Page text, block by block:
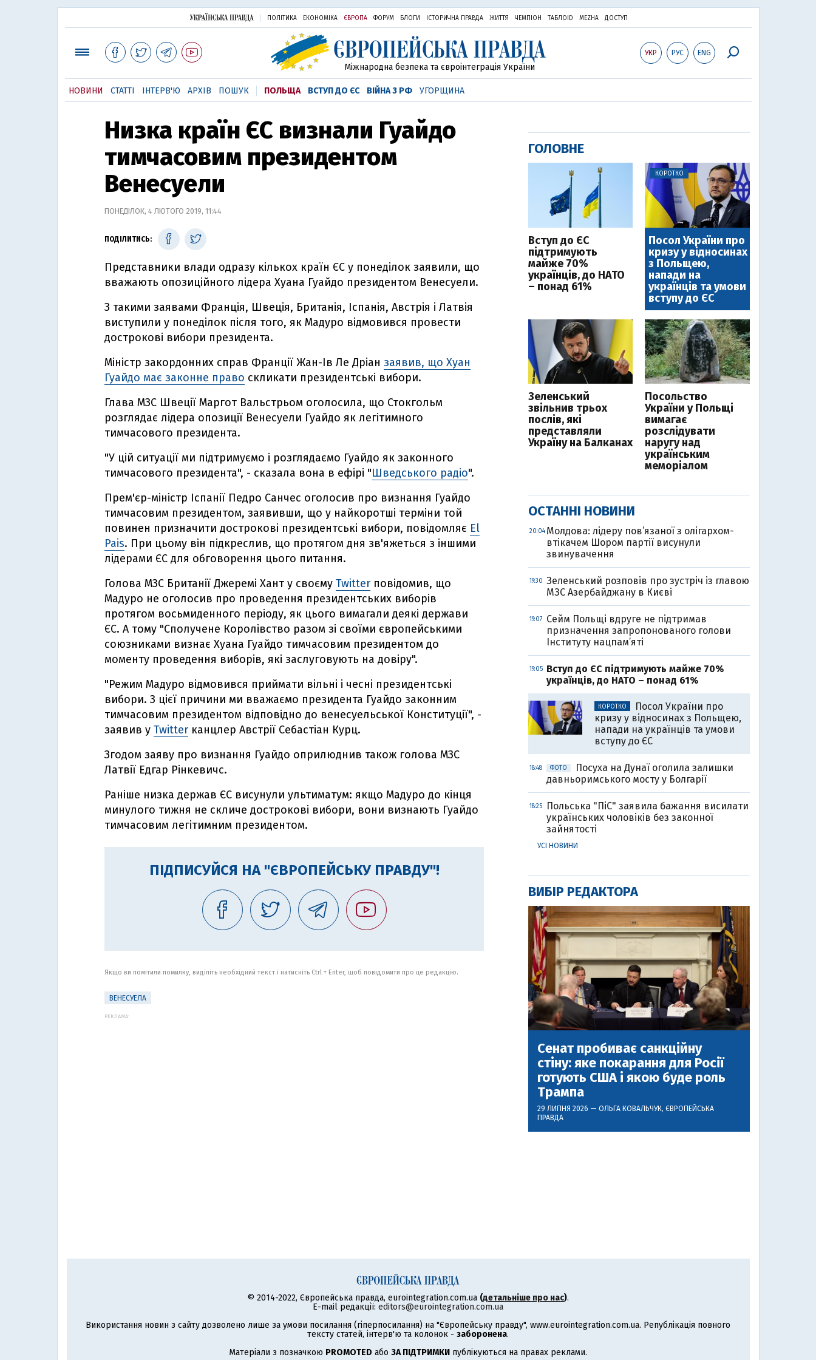
ПОЛІТИКА ЕКОНОМІКА ЄВРОПА ФОРУМ БЛОГИ ІСТОРИЧНА ПРАВДА ЖИТТЯ ЧЕМПІОН ТАБЛОID MEZHA ДОСТУП
УКР РУС ENG
Міжнародна безпека та євроінтеграція України
НОВИНИ СТАТТІ ІНТЕРВ'Ю АРХІВ ПОШУК ПОЛЬЩА ВСТУП ДО ЄС ВІЙНА З РФ УГОРЩИНА
Низка країн ЄС визнали Гуайдо
тимчасовим президентом
Венесуели
ПОНЕДІЛОК, 4 ЛЮТОГО 2019, 11:44
ПОДІЛИТИСЬ:
Представники влади одразу кількох країн ЄС у понеділок заявили, що
вважають опозиційного лідера Хуана Гуайдо президентом Венесуели.
З такими заявами Франція, Швеція, Британія, Іспанія, Австрія і Латвія
виступили у понеділок після того, як Мадуро відмовився провести
дострокові вибори президента.
Міністр закордонних справ Франції Жан-Ів Ле Дріан заявив, що Хуан
Гуайдо має законне право скликати президентські вибори.
Глава МЗС Швеції Маргот Вальстрьом оголосила, що Стокгольм
розглядає лідера опозиції Венесуели Гуайдо як легітимного
тимчасового президента.
"У цій ситуації ми підтримуємо і розглядаємо Гуайдо як законного
тимчасового президента", - сказала вона в ефірі "Шведського радіо".
Прем'єр-міністр Іспанії Педро Санчес оголосив про визнання Гуайдо
тимчасовим президентом, заявивши, що у найкоротші терміни той
повинен призначити дострокові президентські вибори, повідомляє El
Pais. При цьому він підкреслив, що протягом дня зв'яжеться з іншими
лідерами ЄС для обговорення цього питання.
Голова МЗС Британії Джеремі Хант у своєму Twitter повідомив, що
Мадуро не оголосив про проведення президентських виборів
протягом восьмиденного періоду, як цього вимагали деякі держави
ЄС. А тому "Сполучене Королівство разом зі своїми європейськими
союзниками визнає Хуана Гуайдо тимчасовим президентом до
моменту проведення виборів, які заслуговують на довіру".
"Режим Мадуро відмовився приймати вільні і чесні президентські
вибори. З цієї причини ми вважаємо президента Гуайдо законним
тимчасовим президентом відповідно до венесуельської Конституції", -
заявив у Twitter канцлер Австрії Себастіан Курц.
Згодом заяву про визнання Гуайдо оприлюднив також голова МЗС
Латвії Едгар Рінкевичс.
Раніше низка держав ЄС висунули ультиматум: якщо Мадуро до кінця
минулого тижня не скличе дострокові вибори, вони визнають Гуайдо
тимчасовим легітимним президентом.
ПІДПИСУЙСЯ НА "ЄВРОПЕЙСЬКУ ПРАВДУ"!
Якщо ви помітили помилку, виділіть необхідний текст і натисніть Ctrl + Enter, щоб повідомити про це редакцію.
ВЕНЕСУЕЛА
РЕКЛАМА:
ГОЛОВНЕ
Вступ до ЄС
підтримують
майже 70%
українців, до НАТО
– понад 61%
КОРОТКО
Посол України про
кризу у відносинах
з Польщею,
напади на
українців та умови
вступу до ЄС
Зеленський
звільнив трьох
послів, які
представляли
Україну на Балканах
Посольство
України у Польщі
вимагає
розслідувати
наругу над
українським
меморіалом
ОСТАННІ НОВИНИ
20:04 Молдова: лідеру пов’язаної з олігархом-
втікачем Шором партії висунули
звинувачення
19:30 Зеленський розповів про зустріч із главою
МЗС Азербайджану в Києві
19:07
Сейм Польщі вдруге не підтримав
призначення запропонованого голови
Інституту нацпам’яті
19:05
Вступ до ЄС підтримують майже 70%
українців, до НАТО – понад 61%
КОРОТКО
Посол України про
кризу у відносинах з Польщею,
напади на українців та умови
вступу до ЄС
18:48 ФОТО
Посуха на Дунаї оголила залишки
давньоримського мосту у Болгарії
18:25
Польська "ПіС" заявила бажання висилати
українських чоловіків без законної
зайнятості
УСІ НОВИНИ
ВИБІР РЕДАКТОРА
Сенат пробиває санкційну
стіну: яке покарання для Росії
готують США і якою буде роль
Трампа
29 ЛИПНЯ 2026 — ОЛЬГА КОВАЛЬЧУК, ЄВРОПЕЙСЬКА
ПРАВДА
© 2014-2022, Європейська правда, eurointegration.com.ua (детальніше про нас).
E-mail редакції: editors@eurointegration.com.ua
Використання новин з сайту дозволено лише за умови посилання (гіперпосилання) на "Європейську правду", www.eurointegration.com.ua. Републікація повного
тексту статей, інтерв'ю та колонок - заборонена.
Матеріали з позначкою PROMOTED або ЗА ПІДТРИМКИ публікуються на правах реклами.